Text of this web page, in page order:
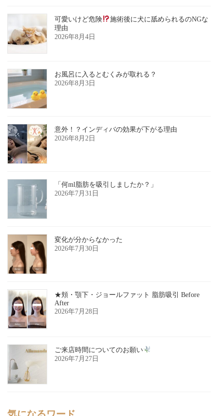
可愛いけど危険
施術後に犬に舐められるのNGな
理由
2026年8月4日
お風呂に入るとむくみが取れる？
2026年8月3日
意外！？インディバの効果が下がる理由
2026年8月2日
「何ml脂肪を吸引しましたか？」
2026年7月31日
変化が分からなかった
2026年7月30日
★頬・顎下・ジョールファット 脂肪吸引 Before
After
2026年7月28日
ご来店時間についてのお願い
2026年7月27日